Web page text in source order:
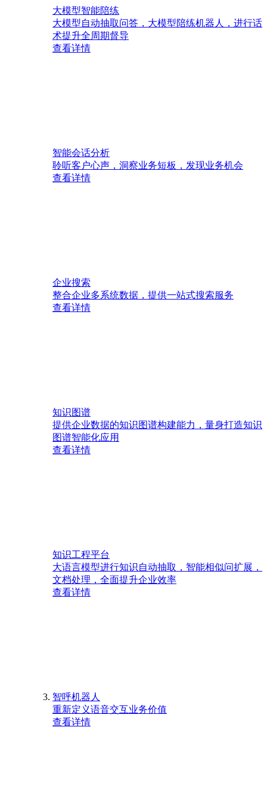
大模型智能陪练
大模型自动抽取问答，大模型陪练机器人，进行话
术提升全周期督导
查看详情
智能会话分析
聆听客户心声，洞察业务短板，发现业务机会
查看详情
企业搜索
整合企业多系统数据，提供一站式搜索服务
查看详情
知识图谱
提供企业数据的知识图谱构建能力，量身打造知识
图谱智能化应用
查看详情
知识工程平台
大语言模型进行知识自动抽取，智能相似问扩展，
文档处理，全面提升企业效率
查看详情
智呼机器人
重新定义语音交互业务价值
查看详情